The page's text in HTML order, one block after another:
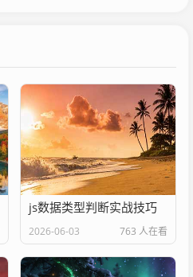
js数据类型判断实战技巧
2026-06-03 763 人在看